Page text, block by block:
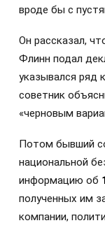
вроде бы с
Он рассказал,
Флинн подал
указывался ряд
советник
«черновым
Потом бывший
национальной
информацию об
полученных им
компании,